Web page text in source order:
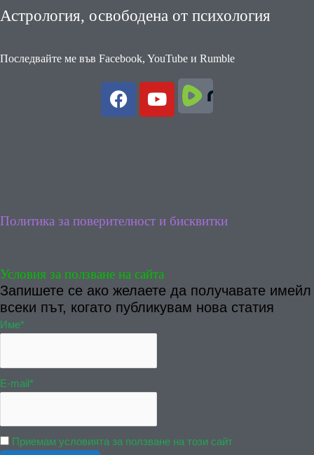
Астрология, освободена от психология
Последвайте ме във Facebook, YouTube и Rumble
Политика за поверителност и бисквитки
Условия за ползване на сайта
Запишете се ако желаете да получавате имейл
всеки път, когато публикувам нова статия
Име*
E-mail*
Приемам условията за ползване на този сайт